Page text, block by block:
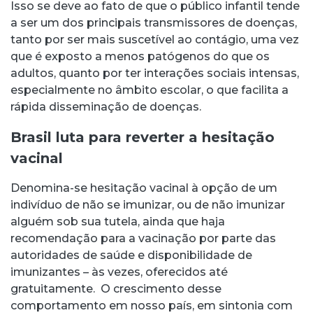
Isso se deve ao fato de que o público infantil tende
a ser um dos principais transmissores de doenças,
tanto por ser mais suscetível ao contágio, uma vez
que é exposto a menos patógenos do que os
adultos, quanto por ter interações sociais intensas,
especialmente no âmbito escolar, o que facilita a
rápida disseminação de doenças.
Brasil luta para reverter a hesitação
vacinal
Denomina-se hesitação vacinal à opção de um
indivíduo de não se imunizar, ou de não imunizar
alguém sob sua tutela, ainda que haja
recomendação para a vacinação por parte das
autoridades de saúde e disponibilidade de
imunizantes – às vezes, oferecidos até
gratuitamente. O crescimento desse
comportamento em nosso país, em sintonia com